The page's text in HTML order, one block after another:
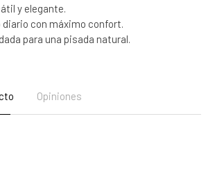
y elegante.
diario con máximo confort.
para una pisada natural.
Opiniones